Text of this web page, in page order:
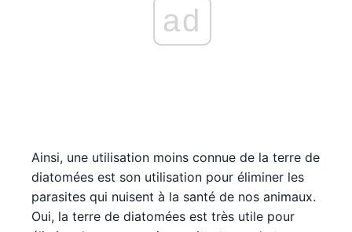
ad
Ainsi, une utilisation moins connue de la terre de
diatomées est son utilisation pour éliminer les
parasites qui nuisent à la santé de nos animaux.
Oui, la terre de diatomées est très utile pour